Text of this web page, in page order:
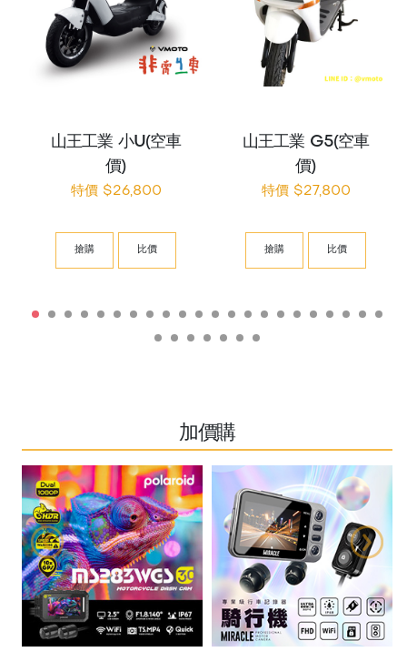
山王工業 小U(空車
價)
特價 $26,800
搶購 比價
山王工業 G5(空車
價)
特價 $27,800
搶購 比價
加價購